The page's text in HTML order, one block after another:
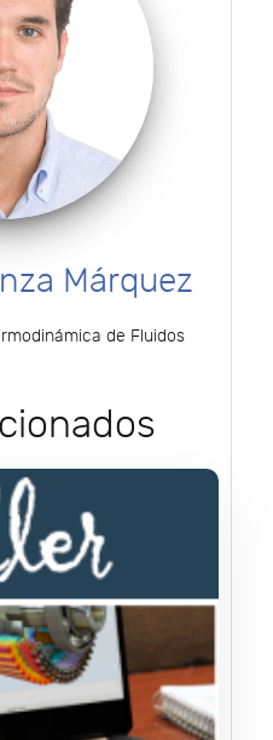
Márquez
de Fluidos